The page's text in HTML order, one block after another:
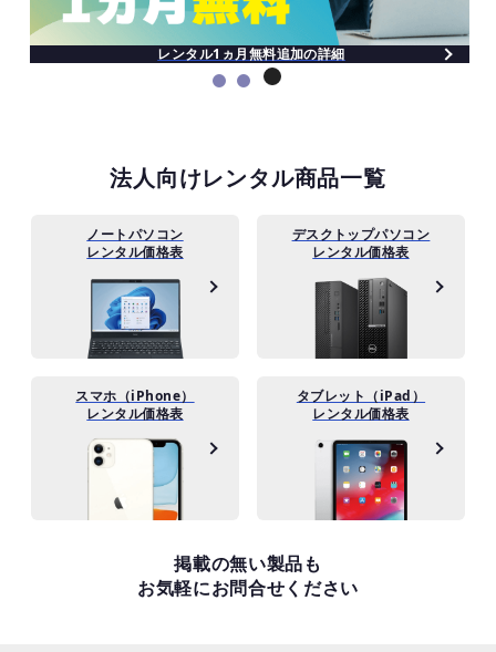
レンタル1ヵ月無料追加の詳細
法人向けレンタル商品一覧
ノートパソコン
レンタル価格表
デスクトップパソコン
レンタル価格表
スマホ（iPhone）
レンタル価格表
タブレット（iPad）
レンタル価格表
掲載の無い製品も
お気軽にお問合せください